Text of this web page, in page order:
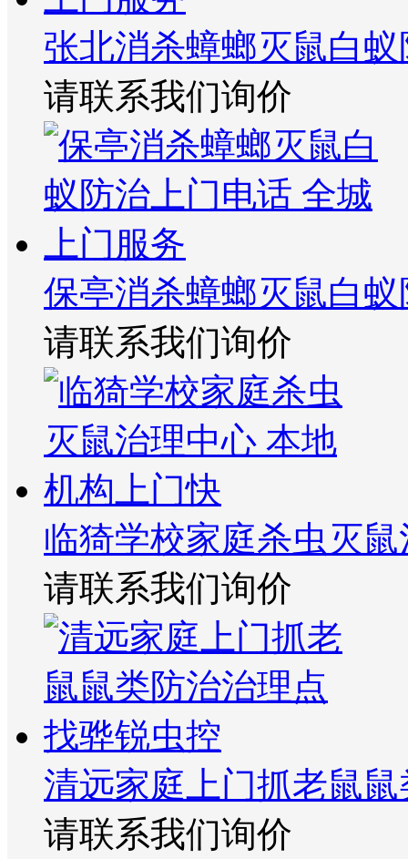
张北消杀蟑螂灭鼠白
请联系我们询价
保亭消杀蟑螂灭鼠白
请联系我们询价
临猗学校家庭杀虫灭
请联系我们询价
清远家庭上门抓老鼠
请联系我们询价